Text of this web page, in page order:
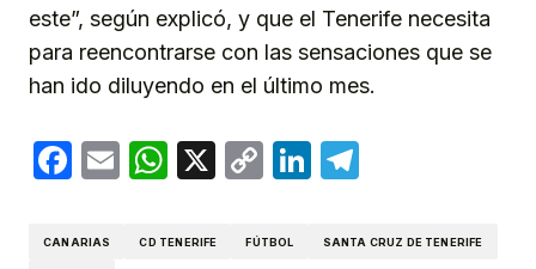
este”, según explicó, y que el Tenerife necesita
para reencontrarse con las sensaciones que se
han ido diluyendo en el último mes.
Facebook
EmailWhatsApp
X
CopyLinkedIn
CANARIAS CD TENERIFE FÚTBOL SANTA CRUZ DE TENERIFE